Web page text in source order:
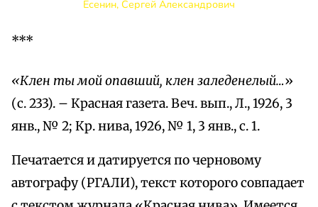
Есенин, Сергей Александрович
***
«Клен ты мой опавший, клен заледенелый…»
(с. 233). – Красная газета. Веч. вып., Л., 1926, 3
янв., № 2; Кр. нива, 1926, № 1, 3 янв., с. 1.
Печатается и датируется по черновому
автографу (РГАЛИ), текст которого совпадает